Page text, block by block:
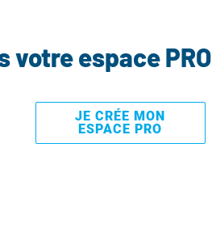
espace PRO
JE CRÉE MON
ESPACE PRO